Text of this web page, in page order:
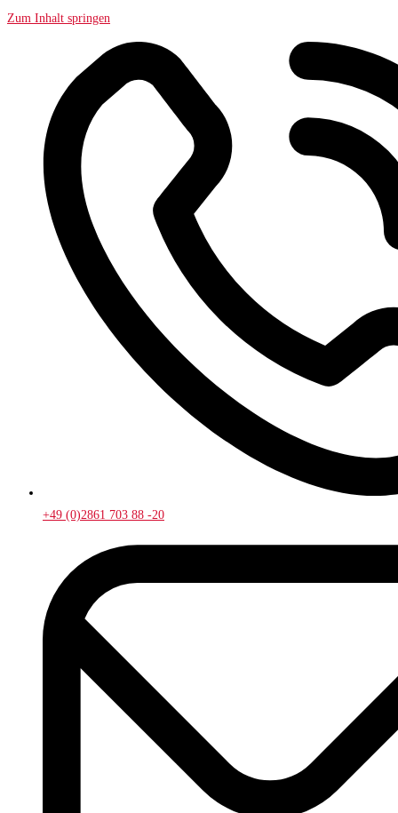
Zum Inhalt springen
+49 (0)2861 703 88 -20